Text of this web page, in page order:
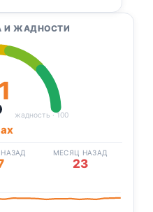
И ЖАДНОСТИ
жадность · 100
МЕСЯЦ НАЗАД
23